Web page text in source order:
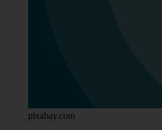
pixabay.com